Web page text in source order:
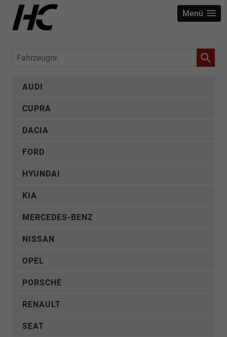
Menü
Fahrzeugnr.
AUDI
CUPRA
DACIA
FORD
HYUNDAI
KIA
MERCEDES-BENZ
NISSAN
OPEL
PORSCHE
RENAULT
SEAT